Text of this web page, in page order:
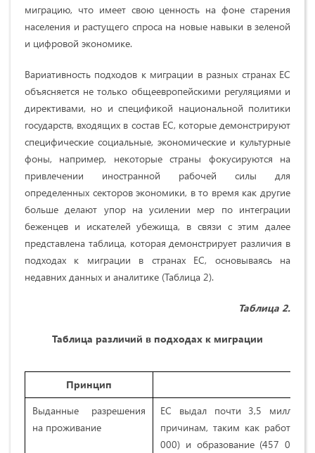
миграцию, что имеет свою ценность на фоне старения
населения и растущего спроса на новые навыки в зеленой
и цифровой экономике.
Вариативность подходов к миграции в разных странах ЕС
объясняется не только общеевропейскими регуляциями и
директивами, но и спецификой национальной политики
государств, входящих в состав ЕС, которые демонстрируют
специфические социальные, экономические и культурные
фоны, например, некоторые страны фокусируются на
привлечении иностранной рабочей силы для
определенных секторов экономики, в то время как другие
больше делают упор на усилении мер по интеграции
беженцев и искателей убежища, в связи с этим далее
представлена таблица, которая демонстрирует различия в
подходах к миграции в странах ЕС, основываясь на
недавних данных и аналитике (Таблица 2).
Таблица 2.
Таблица различий в подходах к миграции
Принцип
Выданные разрешения
на проживание
ЕС выдал почти 3,5
причинам, таким как работа
000) и образование (457 000),